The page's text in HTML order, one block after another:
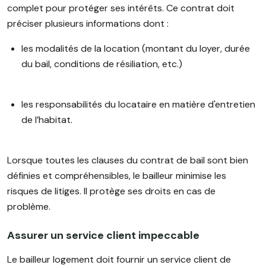
complet pour protéger ses intérêts. Ce contrat doit
préciser plusieurs informations dont :
les modalités de la location (montant du loyer, durée
du bail, conditions de résiliation, etc.)
les responsabilités du locataire en matière d'entretien
de l’habitat.
Lorsque toutes les clauses du contrat de bail sont bien
définies et compréhensibles, le bailleur minimise les
risques de litiges. Il protège ses droits en cas de
problème.
Assurer un service client impeccable
Le bailleur logement doit fournir un service client de